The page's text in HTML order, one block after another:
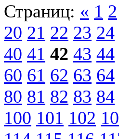
Страниц: « 1 2
20 21 22 23 24
40 41 42 43 44
60 61 62 63 64
80 81 82 83 84
100 101 102